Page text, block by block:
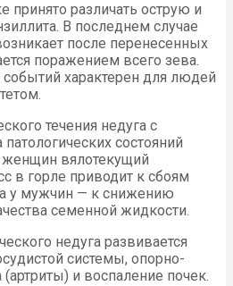
принято различать острую и
В последнем случае
после перенесенных
поражением всего зева.
событий характерен для людей
течения недуга с
состояний
женщин вялотекущий
в горле приводит к сбоям
а у мужчин — к снижению
семенной жидкости.
недуга развивается
системы, опорно-
(артриты) и воспаление почек.